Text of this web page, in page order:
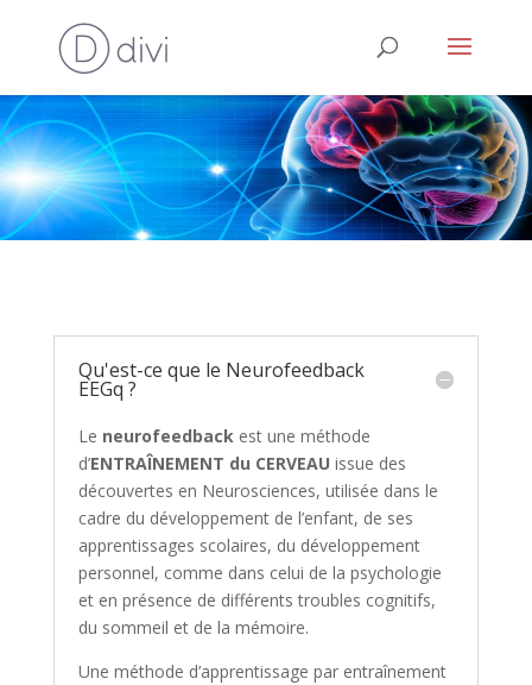
Qu'est-ce que le Neurofeedback
EEGq ?
Le neurofeedbackest une méthode
d’ENTRAÎNEMENT du CERVEAU issue des
découvertes en Neurosciences, utilisée dans le
cadre du développement de l’enfant, de ses
apprentissages scolaires, du développement
personnel, comme dans celui de la psychologie
et en présence de différents troubles cognitifs,
du sommeil et de la mémoire.
Une méthode d’apprentissage par entraînement